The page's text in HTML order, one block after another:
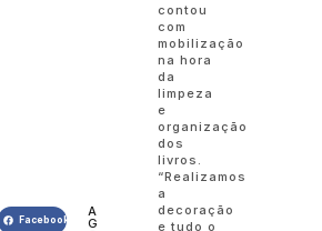
Facebook
A
G
contou
com
mobilização
na hora
da
limpeza
e
organização
dos
livros.
“Realizamos
a
decoração
e tudo o